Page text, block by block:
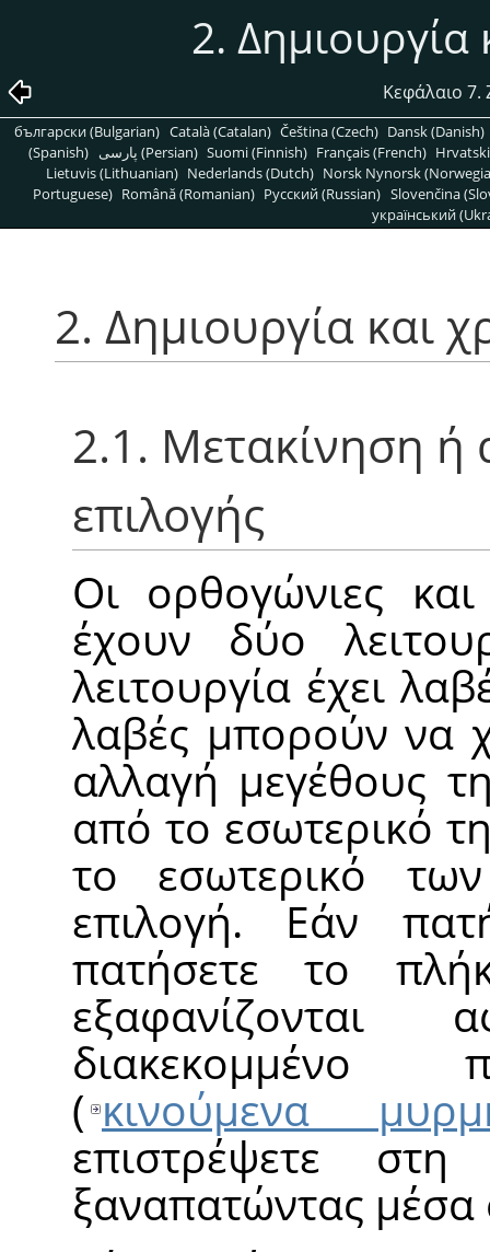
2.
Κεφάλαιο 7.
български (Bulgarian) Català (Catalan) Čeština (Czech) Dansk (Danish)
(Spanish)
پارسی (Persian) Suomi (Finnish) Français (French)
Lietuvis (Lithuanian) Nederlands (Dutch) Norsk Nynorsk
Portuguese) Română (Romanian) Pусский (Russian) Slovenčina
український
2. Δημιουργία και
2.1. Μετακίνηση ή
επιλογής
Οι ορθογώνιες και
έχουν δύο
λειτουργία έχει
λαβές μπορούν να
αλλαγή μεγέθους
από το εσωτερικό
το εσωτερικό
επιλογή. Εάν
πατήσετε το
διακεκομμένο
( κινούμενα
επιστρέψετε
ξαναπατώντας μέσα